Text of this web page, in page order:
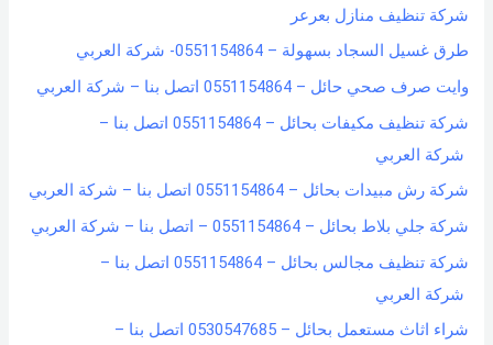
شركة تنظيف منازل بعرعر
طرق غسيل السجاد بسهولة – 0551154864- شركة العربي
وايت صرف صحي حائل – 0551154864 اتصل بنا – شركة العربي
شركة تنظيف مكيفات بحائل – 0551154864 اتصل بنا –
شركة العربي
شركة رش مبيدات بحائل – 0551154864 اتصل بنا – شركة العربي
شركة جلي بلاط بحائل – 0551154864 – اتصل بنا – شركة العربي
شركة تنظيف مجالس بحائل – 0551154864 اتصل بنا –
شركة العربي
شراء اثاث مستعمل بحائل – 0530547685 اتصل بنا –